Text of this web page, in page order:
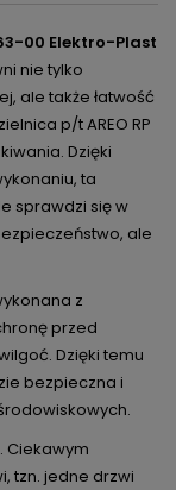
00 Elektro-Plast
nie tylko
ale także łatwość
p/t AREO RP
Dzięki
ta
sprawdzi się w
ale
z
przed
Dzięki temu
bezpieczna i
Ciekawym
tzn. jedne drzwi